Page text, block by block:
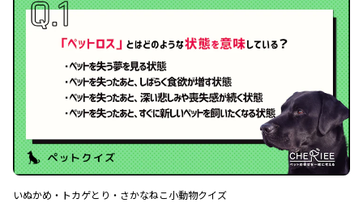
いぬかめ・トカゲとり・さかなねこ小動物クイズ